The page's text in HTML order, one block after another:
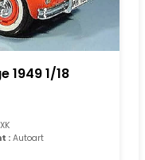
1949 1/18
XK
:Autoart